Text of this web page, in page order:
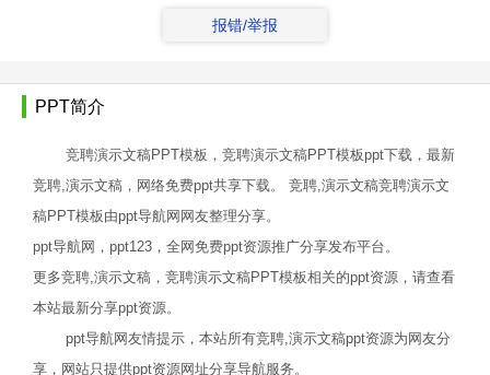
报错/举报
PPT简介
竞聘演示文稿PPT模板，竞聘演示文稿PPT模板ppt下载，最新
竞聘,演示文稿，网络免费ppt共享下载。 竞聘,演示文稿竞聘演示文
稿PPT模板由ppt导航网网友整理分享。
ppt导航网，ppt123，全网免费ppt资源推广分享发布平台。
更多竞聘,演示文稿，竞聘演示文稿PPT模板相关的ppt资源，请查看
本站最新分享ppt资源。
ppt导航网友情提示，本站所有竞聘,演示文稿ppt资源为网友分
享，网站只提供ppt资源网址分享导航服务。